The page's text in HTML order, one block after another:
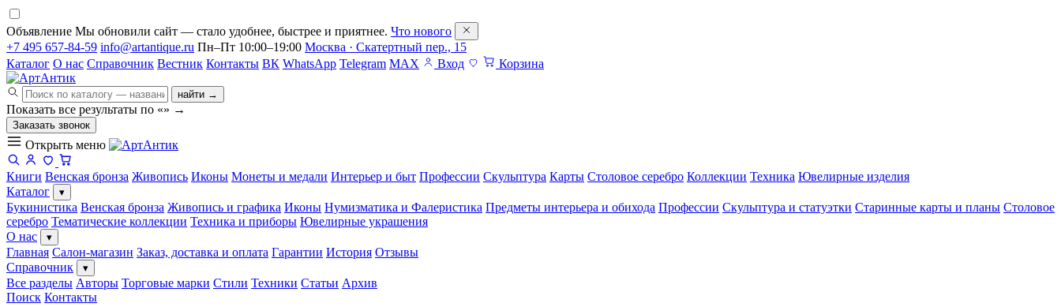
Объявление Мы обновили сайт — стало удобнее, быстрее и приятнее. Что нового
+7 495 657-84-59 info@artantique.ru Пн–Пт 10:00–19:00 Москва · Скатертный пер., 15
Каталог О нас Справочник Вестник Контакты ВК WhatsApp Telegram MAX Вход Корзина
найти →
Показать все результаты по «» →
Заказать звонок
Открыть меню
Книги Венская бронза Живопись Иконы Монеты и медали Интерьер и быт Профессии Скульптура Карты Столовое серебро Коллекции Техника Ювелирные изделия
Каталог
▾
Букинистика Венская бронза Живопись и графика Иконы Нумизматика и Фалеристика Предметы интерьера и обихода Профессии Скульптура и статуэтки Старинные карты и планы Столовое
серебро Тематические коллекции Техника и приборы Ювелирные украшения
О нас
▾
Главная Салон-магазин Заказ, доставка и оплата Гарантии История Отзывы
Справочник
▾
Все разделы Авторы Торговые марки Стили Техники Статьи Архив
Поиск Контакты